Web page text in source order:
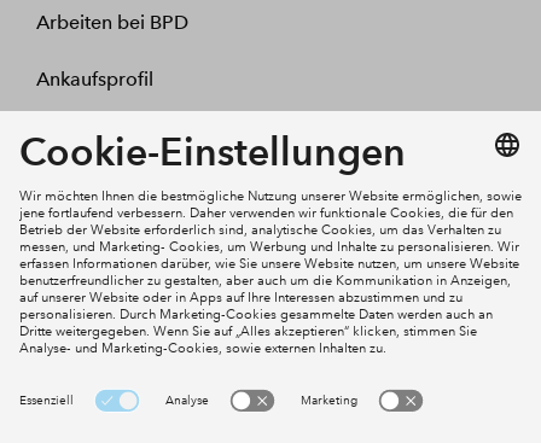
Arbeiten bei BPD
Ankaufsprofil
Kontakt
Mein Konto
Social Media